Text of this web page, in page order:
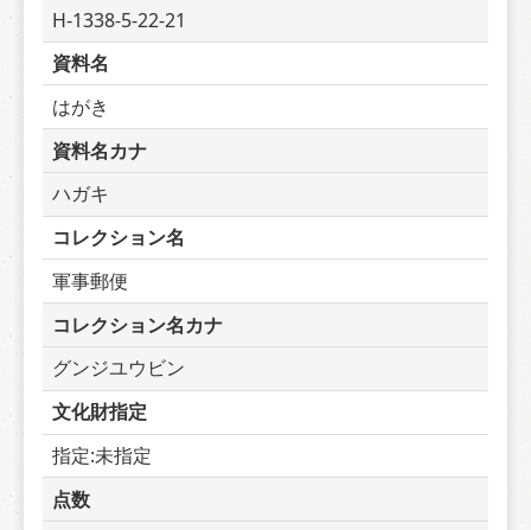
H-1338-5-22-21
資料名
はがき
資料名カナ
ハガキ
コレクション名
軍事郵便
コレクション名カナ
グンジユウビン
文化財指定
指定:未指定
点数